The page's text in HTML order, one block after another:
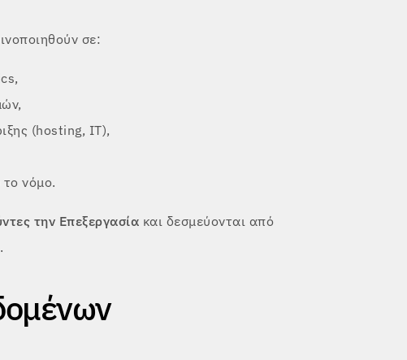
σε:
(hosting, IT),
νόμο.
την Επεξεργασία και δεσμεύονται από